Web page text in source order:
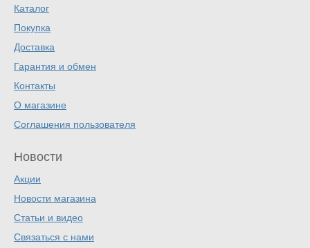
Каталог
Покупка
Доставка
Гарантия и обмен
Контакты
О магазине
Соглашения пользователя
Новости
Акции
Новости магазина
Статьи и видео
Связаться с нами